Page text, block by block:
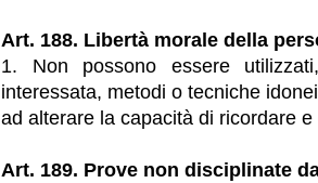
Art. 188. Libertà morale della
1. Non possono essere
interessata, metodi o tecniche
ad alterare la capacità di ricordare
Art. 189. Prove non disciplinate